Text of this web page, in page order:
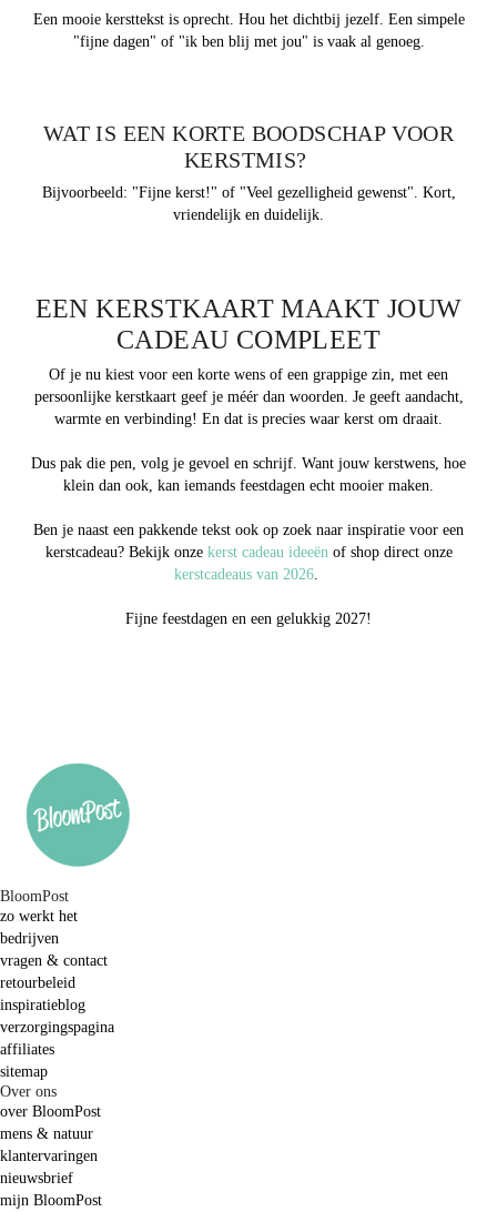
Een mooie kersttekst is oprecht. Hou het dichtbij jezelf. Een simpele
"fijne dagen" of "ik ben blij met jou" is vaak al genoeg.
WAT IS EEN KORTE BOODSCHAP VOOR
KERSTMIS?
Bijvoorbeeld: "Fijne kerst!" of "Veel gezelligheid gewenst". Kort,
vriendelijk en duidelijk.
EEN KERSTKAART MAAKT JOUW
CADEAU COMPLEET
Of je nu kiest voor een korte wens of een grappige zin, met een
persoonlijke kerstkaart geef je méér dan woorden. Je geeft aandacht,
warmte en verbinding! En dat is precies waar kerst om draait.
Dus pak die pen, volg je gevoel en schrijf. Want jouw kerstwens, hoe
klein dan ook, kan iemands feestdagen echt mooier maken.
Ben je naast een pakkende tekst ook op zoek naar inspiratie voor een
kerstcadeau? Bekijk onze kerst cadeau ideeën of shop direct onze
kerstcadeaus van 2026
Fijne feestdagen en een gelukkig 2027!
BloomPost
zo werkt het
bedrijven
vragen & contact
retourbeleid
inspiratieblog
verzorgingspagina
affiliates
sitemap
Over ons
over BloomPost
mens & natuur
klantervaringen
nieuwsbrief
mijn BloomPost